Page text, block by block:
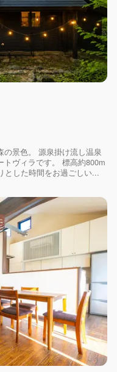
景色。 源泉掛け流し温泉
トヴィラです。 標高約800m
とした時間をお過ごしい...